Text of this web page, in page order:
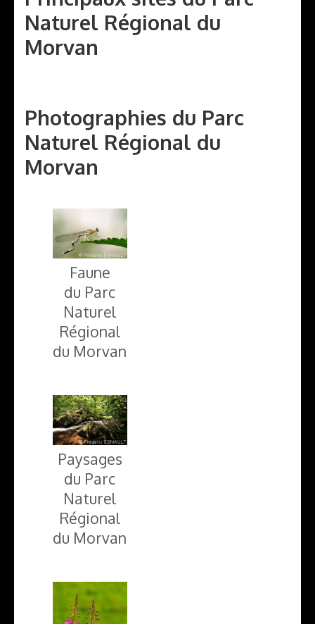
Naturel Régional du
Morvan
Photographies du Parc
Naturel Régional du
Morvan
Faune
du Parc
Naturel
Régional
du Morvan
Paysages
du Parc
Naturel
Régional
du Morvan